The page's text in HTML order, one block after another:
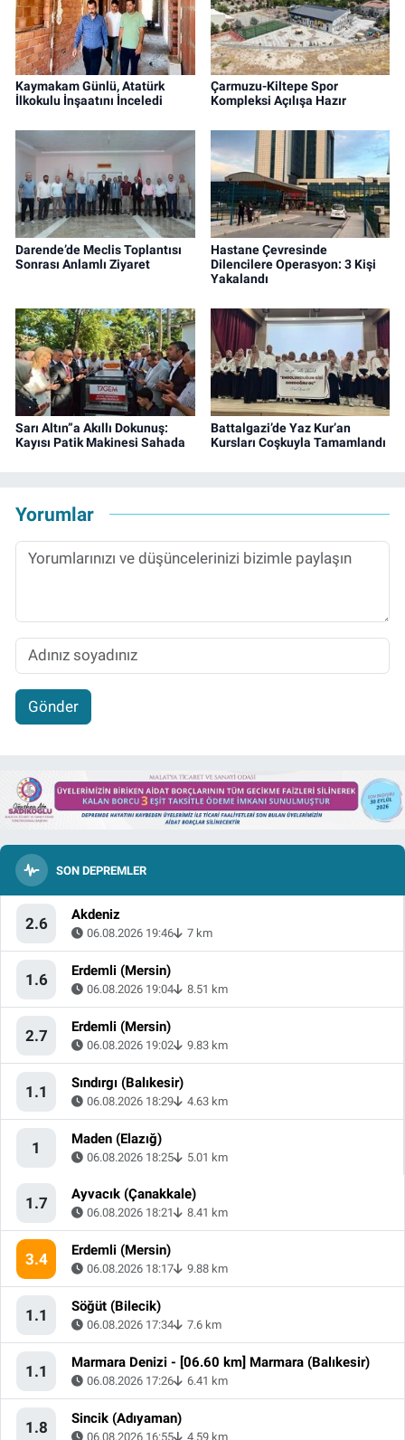
Kaymakam Günlü, Atatürk
İlkokulu İnşaatını İnceledi
Çarmuzu-Kiltepe Spor
Kompleksi Açılışa Hazır
Darende’de Meclis Toplantısı
Sonrası Anlamlı Ziyaret
Hastane Çevresinde
Dilencilere Operasyon: 3 Kişi
Yakalandı
Sarı Altın”a Akıllı Dokunuş:
Kayısı Patik Makinesi Sahada
Battalgazi’de Yaz Kur’an
Kursları Coşkuyla Tamamlandı
Yorumlar
Gönder
SON DEPREMLER
2.6 Akdeniz
06.08.2026 19:46 7 km
1.6 Erdemli (Mersin)
06.08.2026 19:04 8.51 km
2.7 Erdemli (Mersin)
06.08.2026 19:02 9.83 km
1.1 Sındırgı (Balıkesir)
06.08.2026 18:29 4.63 km
1 Maden (Elazığ)
06.08.2026 18:25 5.01 km
1.7 Ayvacık (Çanakkale)
06.08.2026 18:21 8.41 km
3.4 Erdemli (Mersin)
06.08.2026 18:17 9.88 km
1.1 Söğüt (Bilecik)
06.08.2026 17:34 7.6 km
1.1 Marmara Denizi - [06.60 km] Marmara (Balıkesir)
06.08.2026 17:26 6.41 km
1.8 Sincik (Adıyaman)
06.08.2026 16:55 4.59 km